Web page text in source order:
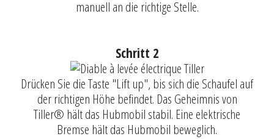
manuell an die richtige Stelle.
Schritt 2
Drücken Sie die Taste "Lift up", bis sich die Schaufel auf
der richtigen Höhe befindet. Das Geheimnis von
Tiller® hält das Hubmobil stabil. Eine elektrische
Bremse hält das Hubmobil beweglich.